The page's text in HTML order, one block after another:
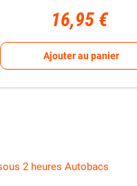
16,95 €
Ajouter au panier